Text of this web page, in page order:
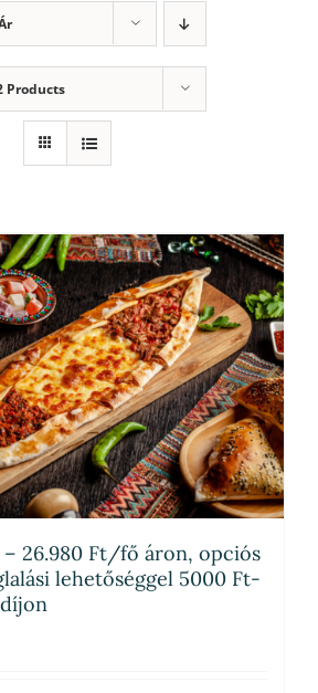
Products
26.980 Ft/fő áron, opciós
lehetőséggel 5000 Ft-